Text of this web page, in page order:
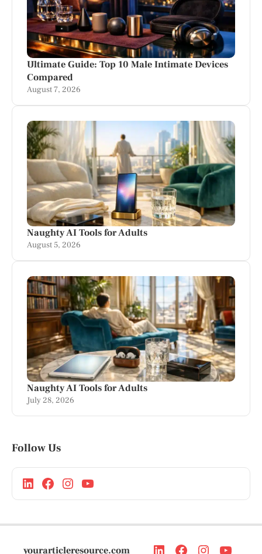
Ultimate Guide: Top 10 Male Intimate Devices
Compared
August 7, 2026
Naughty AI Tools for Adults
August 5, 2026
Naughty AI Tools for Adults
July 28, 2026
Follow Us
yourarticleresource.com